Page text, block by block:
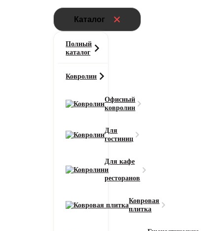
Каталог
Полный
каталог
Ковролин
Офисный
ковролин
Для
гостиниц
Для кафе
и
ресторанов
Ковровая
плитка